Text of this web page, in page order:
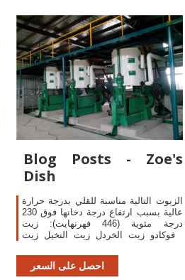
Blog Posts - Zoe's
Dish
الزيوت التالية مناسبة للقلي بدرجة حرارة
عالية بسبب ارتفاع درجة دخانها فوق 230
درجة مئوية (446 فهرنهايت): زيت
الأفوكادو زيت الخردل زيت النخيل زيت
الفول
احصل على السعر